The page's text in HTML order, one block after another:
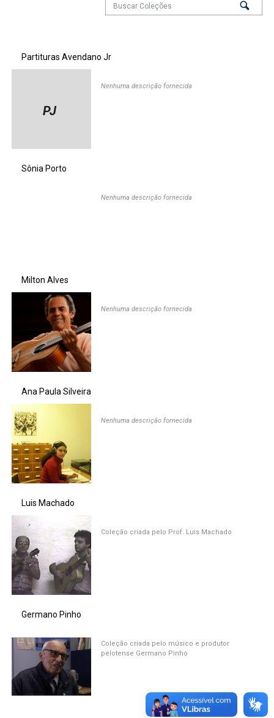
Partituras Avendano Jr
PJ
Nenhuma descrição fornecida
Sônia Porto
Nenhuma descrição fornecida
Milton Alves
Nenhuma descrição fornecida
Ana Paula Silveira
Nenhuma descrição fornecida
Luis Machado
Coleção criada pelo Prof. Luis Machado
Germano Pinho
Coleção criada pelo músico e produtor
pelotense Germano Pinho